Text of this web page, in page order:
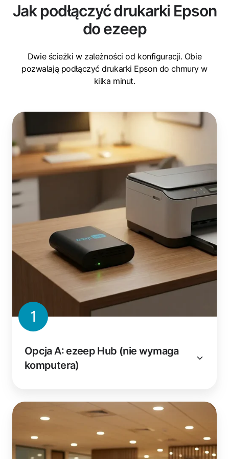
Jak podłączyć drukarki Epson
do ezeep
Dwie ścieżki w zależności od konfiguracji. Obie
pozwalają podłączyć drukarki Epson do chmury w
kilka minut.
1
Opcja A: ezeep Hub (nie wymaga
komputera)